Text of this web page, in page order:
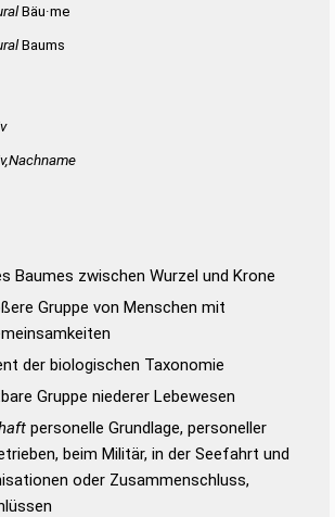
Bäu·me
Baums
Baumes zwischen Wurzel und Krone
Gruppe von Menschen mit
der biologischen Taxonomie
Gruppe niederer Lebewesen
personelle Grundlage, personeller
beim Militär, in der Seefahrt und
oder Zusammenschluss,